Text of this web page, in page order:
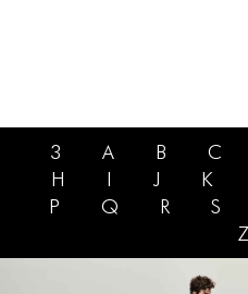
3 A B C
H
I J K
P
Q R S
Z